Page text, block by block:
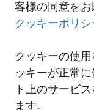
客様の同意をお
クッキーポリ
クッキーの使
ッキーが正常
ト上のサービ
ます。